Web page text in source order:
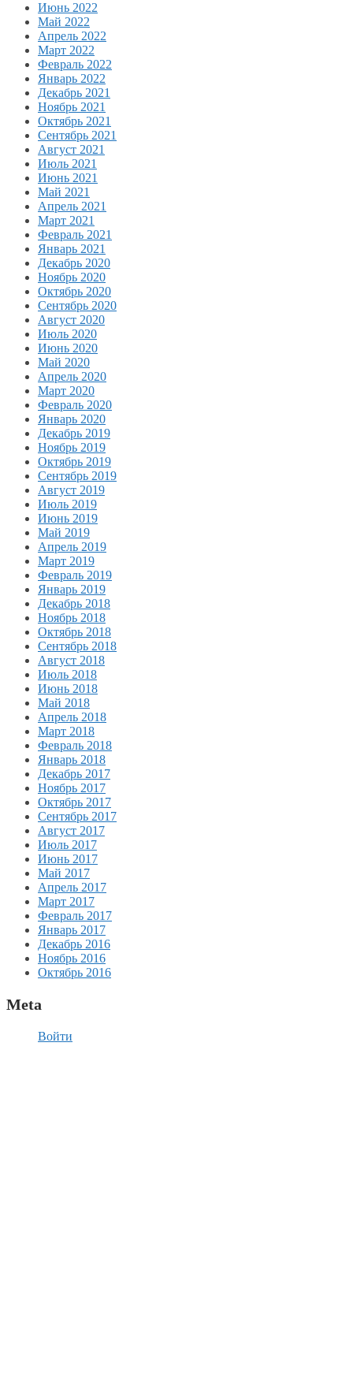
Июнь 2022
Май 2022
Апрель 2022
Март 2022
Февраль 2022
Январь 2022
Декабрь 2021
Ноябрь 2021
Октябрь 2021
Сентябрь 2021
Август 2021
Июль 2021
Июнь 2021
Май 2021
Апрель 2021
Март 2021
Февраль 2021
Январь 2021
Декабрь 2020
Ноябрь 2020
Октябрь 2020
Сентябрь 2020
Август 2020
Июль 2020
Июнь 2020
Май 2020
Апрель 2020
Март 2020
Февраль 2020
Январь 2020
Декабрь 2019
Ноябрь 2019
Октябрь 2019
Сентябрь 2019
Август 2019
Июль 2019
Июнь 2019
Май 2019
Апрель 2019
Март 2019
Февраль 2019
Январь 2019
Декабрь 2018
Ноябрь 2018
Октябрь 2018
Сентябрь 2018
Август 2018
Июль 2018
Июнь 2018
Май 2018
Апрель 2018
Март 2018
Февраль 2018
Январь 2018
Декабрь 2017
Ноябрь 2017
Октябрь 2017
Сентябрь 2017
Август 2017
Июль 2017
Июнь 2017
Май 2017
Апрель 2017
Март 2017
Февраль 2017
Январь 2017
Декабрь 2016
Ноябрь 2016
Октябрь 2016
Meta
Войти